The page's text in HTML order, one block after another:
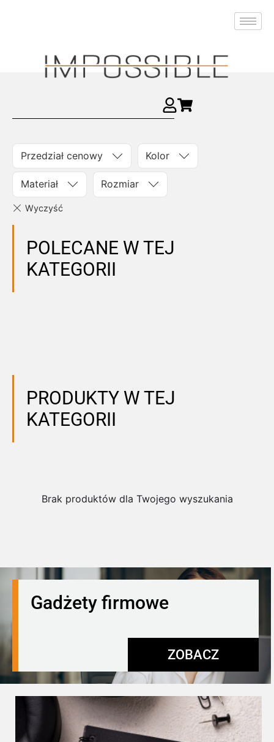
Przedział cenowy Kolor
Materiał Rozmiar
POLECANE W TEJ
KATEGORII
PRODUKTY W TEJ
KATEGORII
Brak produktów dla Twojego wyszukania
Gadżety firmowe
ZOBACZ